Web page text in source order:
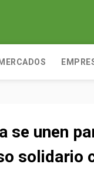
MERCADOS
se unen
solidario